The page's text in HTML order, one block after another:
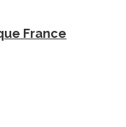
France